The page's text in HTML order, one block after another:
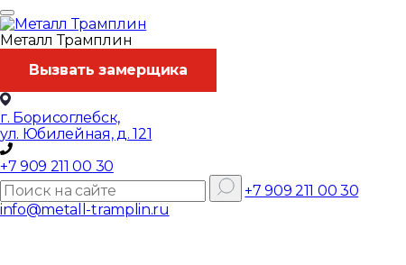
Металл Трамплин
Вызвать замерщика
г. Борисоглебск,
ул. Юбилейная, д. 121
+7 909 211 00 30
+7 909 211 00 30
info@metall-tramplin.ru